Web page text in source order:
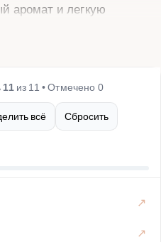
аромат и легкую
подавать как
вам понадобятся свежий
овощи и специи. Бульон
при этом получается
Идеально подходит
с новыми
станет одним из ваших
11из 11 • Отмечено 0
всё Сбросить